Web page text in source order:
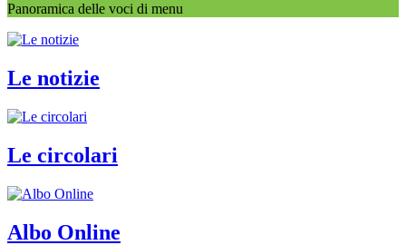
Panoramica delle voci di menu
Le notizie
Le circolari
Albo Online